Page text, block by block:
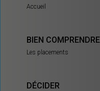
Accueil
BIEN COMPRENDRE
Les placements
DÉCIDER